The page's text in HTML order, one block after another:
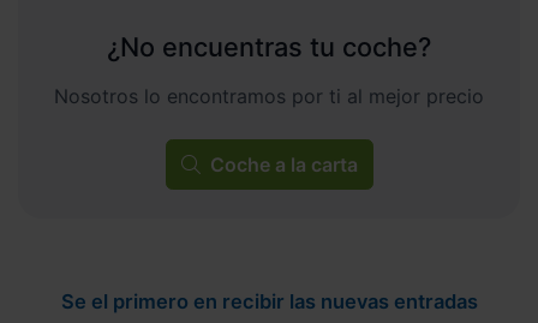
¿No encuentras tu coche?
Nosotros lo encontramos por ti al mejor precio
Coche a la carta
Se el primero en recibir las nuevas entradas